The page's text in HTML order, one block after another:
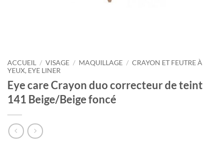
ACCUEIL / VISAGE / MAQUILLAGE / CRAYON ET FEUTRE À
YEUX, EYE LINER
Eye care Crayon duo correcteur de teint
141 Beige/Beige foncé